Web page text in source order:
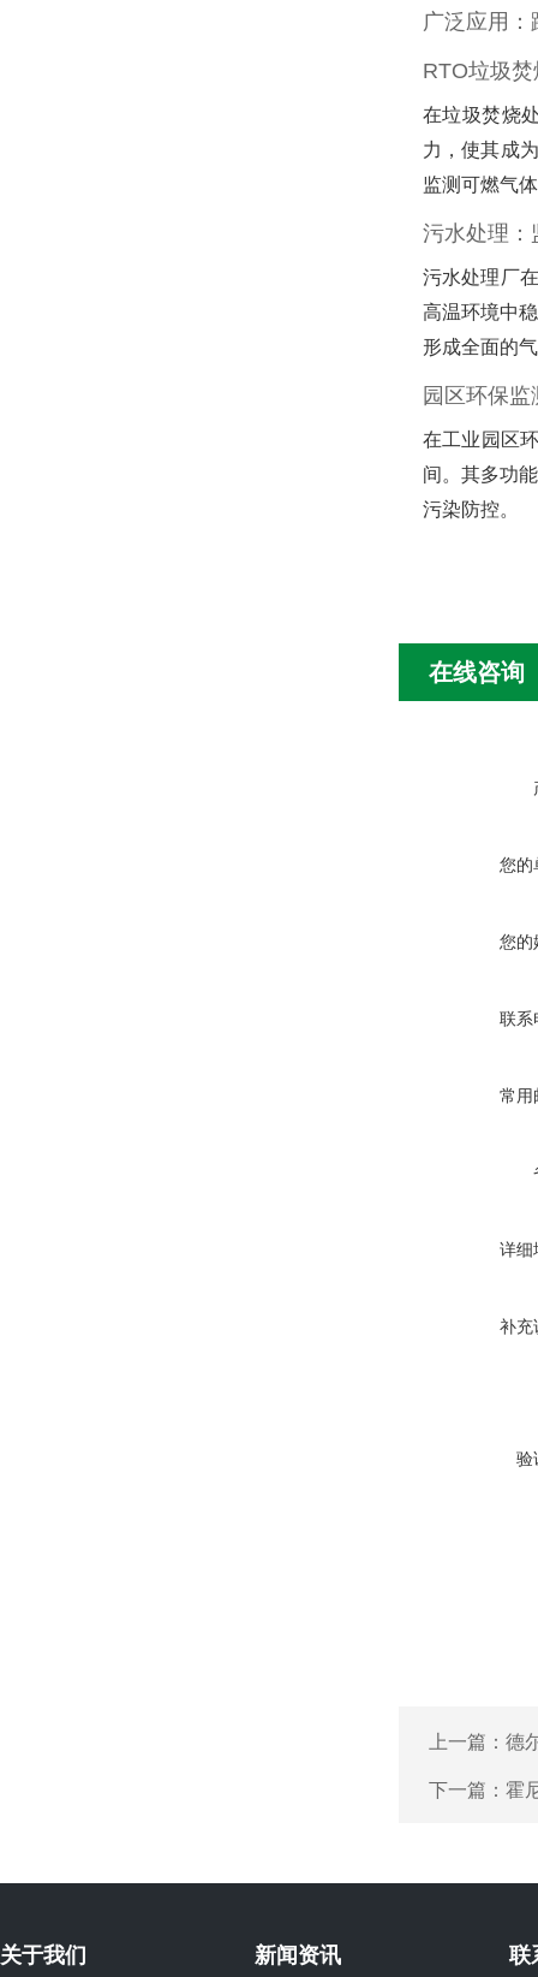
广泛应用
RTO垃圾
在垃圾焚烧
力，使其成
监测可燃气
污水处理：
污水处理厂
高温环境中
形成全面的
园区环保
在工业园区
间。其多功
污染防控。
在线咨询
您的
您的
联系
常用
详细
补充
验
上一篇： 德
下一篇： 霍
关于我们 新闻资讯 联